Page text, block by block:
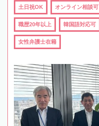
土日祝OK オンライン相談可
職歴20年以上 韓国語対応可
女性弁護士在籍